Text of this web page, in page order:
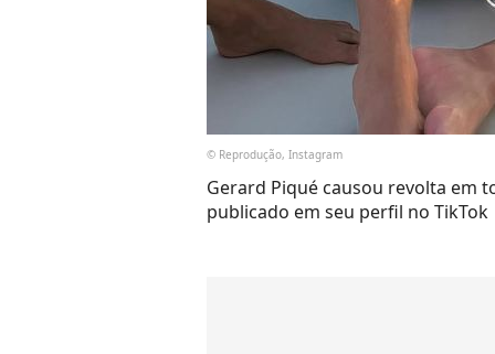
© Reprodução, Instagram
Gerard Piqué causou revolta em
publicado em seu perfil no TikTok